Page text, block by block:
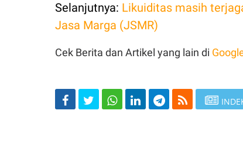
Selanjutnya: Likuiditas masih
Jasa Marga (JSMR)
Cek Berita dan Artikel yang lain di